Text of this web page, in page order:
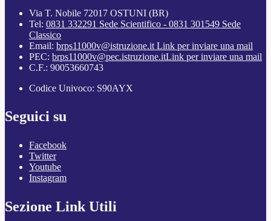
Via T. Nobile 72017 OSTUNI (BR)
Tel: 0831 332291 Sede Scientifico - 0831 301549 Sede
Classico
Email: brps11000v@istruzione.it Link per inviare una mail
PEC: brps11000v@pec.istruzione.itLink per inviare una mail
C.F.: 90053660743
Codice Univoco: S90AYX
Seguici su
Facebook
Twitter
Youtube
Instagram
Sezione Link Utili